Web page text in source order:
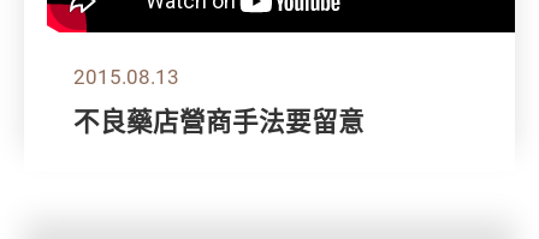
2015.08.13
不良藥店營商手法要留意